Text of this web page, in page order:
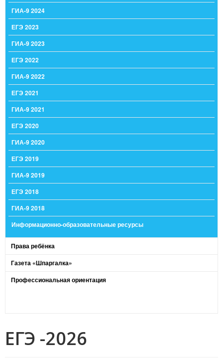
ГИА-9 2024
ЕГЭ 2023
ГИА-9 2023
ЕГЭ 2022
ГИА-9 2022
ЕГЭ 2021
ГИА-9 2021
ЕГЭ 2020
ГИА-9 2020
ЕГЭ 2019
ГИА-9 2019
ЕГЭ 2018
ГИА-9 2018
Информационно-образовательные ресурсы
Права ребёнка
Газета «Шпаргалка»
Профессиональная ориентация
ЕГЭ -2026